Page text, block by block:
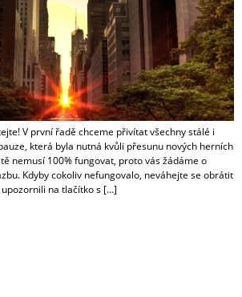
V první řadě chceme přivítat všechny stálé i
která byla nutná kvůli přesunu nových herních
nemusí 100% fungovat, proto vás žádáme o
Kdyby cokoliv nefungovalo, neváhejte se obrátit
na tlačítko s […]